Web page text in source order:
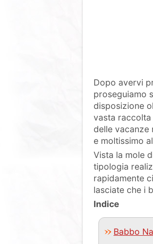
Dopo avervi
proseguiamo
disposizione
vasta
delle vacanze
e moltissimo
Vista la mole
tipologia
rapidamente
lasciate che i
Indice
Babbo